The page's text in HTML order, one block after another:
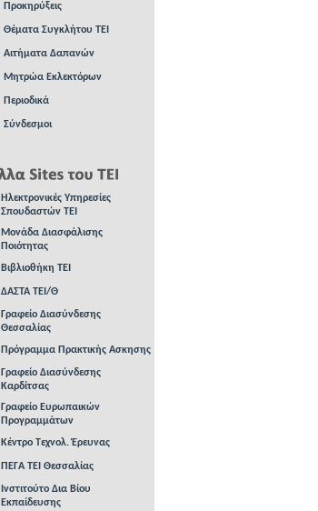
Προκηρύξεις
Θέματα Συγκλήτου ΤΕΙ
Αιτήματα Δαπανών
Μητρώα Εκλεκτόρων
Περιοδικά
Σύνδεσμοι
Ηλεκτρονικές Υπηρεσίες
Σπουδαστών ΤΕΙ
Μονάδα Διασφάλισης
Ποιότητας
Βιβλιοθήκη ΤΕΙ
ΔΑΣΤΑ ΤΕΙ/Θ
Γραφείο Διασύνδεσης
Θεσσαλίας
Πρόγραμμα Πρακτικής Ασκησης
Γραφείο Διασύνδεσης
Καρδίτσας
Γραφείο Ευρωπαικών
Προγραμμάτων
Κέντρο Τεχνολ. Έρευνας
ΠΕΓΑ ΤΕΙ Θεσσαλίας
Ινστιτούτο Δια Βίου
Εκπαίδευσης